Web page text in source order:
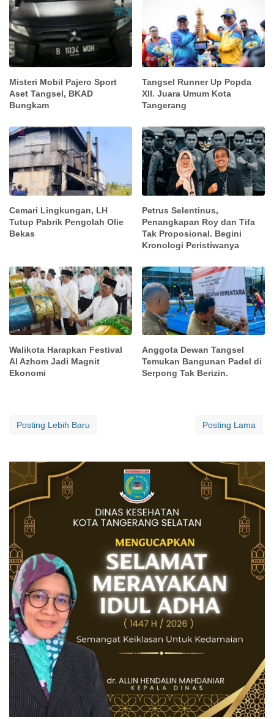
Misteri Mobil Pajero Sport
Aset Tangsel, BKAD
Bungkam
Tangsel Runner Up Popda
XII. Juara Umum Kota
Tangerang
Cemari Lingkungan, LH
Tutup Pabrik Pengolah Olie
Bekas
Petrus Selentinus,
Penangkapan Roy dan Tifa
Tak Proposional. Begini
Kronologi Peristiwanya
Walikota Harapkan Festival
Al Azhom Jadi Magnit
Ekonomi
Anggota Dewan Tangsel
Temukan Bangunan Padel di
Serpong Tak Berizin.
Posting Lebih Baru Posting Lama